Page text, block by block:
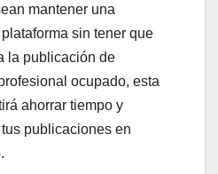
mantener una
sin tener que
la publicación de
ocupado, esta
ahorrar tiempo y
publicaciones en